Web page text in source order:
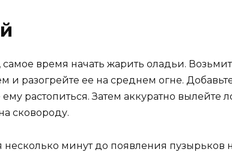
самое время начать жарить оладьи.
и разогрейте ее на среднем огне.
растопиться. Затем аккуратно вылейте
сковороду.
несколько минут до появления пузырьков